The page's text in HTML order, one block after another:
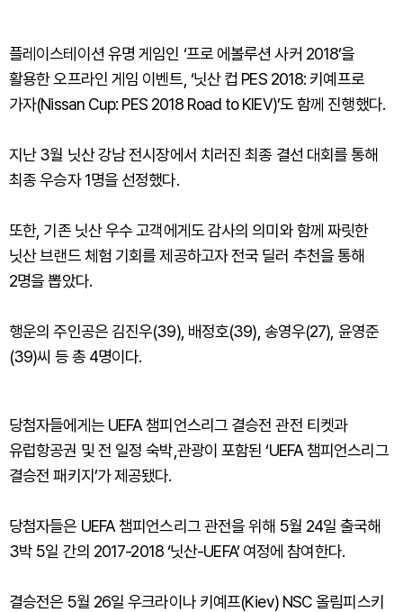
플레이스테이션 유명 게임인 ‘프로 에볼루션 사커 2018’을
활용한 오프라인 게임 이벤트, ‘닛산 컵 PES 2018: 키예프로
가자(Nissan Cup: PES 2018 Road to KIEV)’도 함께 진행했다.
지난 3월 닛산 강남 전시장에서 치러진 최종 결선 대회를 통해
최종 우승자 1명을 선정했다.
또한, 기존 닛산 우수 고객에게도 감사의 의미와 함께 짜릿한
닛산 브랜드 체험 기회를 제공하고자 전국 딜러 추천을 통해
2명을 뽑았다.
행운의 주인공은 김진우(39), 배정호(39), 송영우(27), 윤영준
(39)씨 등 총 4명이다.
당첨자들에게는 UEFA 챔피언스리그 결승전 관전 티켓과
유럽항공권 및 전 일정 숙박,관광이 포함된 ‘UEFA 챔피언스리그
결승전 패키지’가 제공됐다.
당첨자들은 UEFA 챔피언스리그 관전을 위해 5월 24일 출국해
3박 5일 간의 2017-2018 ‘닛산-UEFA’ 여정에 참여한다.
결승전은 5월 26일 우크라이나 키예프(Kiev) NSC 올림피스키